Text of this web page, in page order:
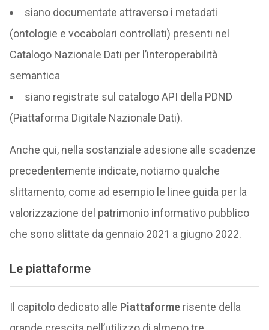
siano documentate attraverso i metadati
(ontologie e vocabolari controllati) presenti nel
Catalogo Nazionale Dati per l’interoperabilità
semantica
siano registrate sul catalogo API della PDND
(Piattaforma Digitale Nazionale Dati).
Anche qui, nella sostanziale adesione alle scadenze
precedentemente indicate, notiamo qualche
slittamento, come ad esempio le linee guida per la
valorizzazione del patrimonio informativo pubblico
che sono slittate da gennaio 2021 a giugno 2022.
Le piattaforme
Il capitolo dedicato alle Piattaformerisente della